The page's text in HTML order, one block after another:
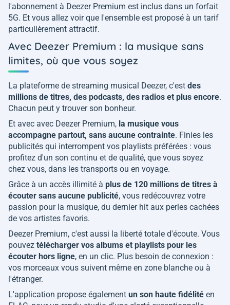
l'abonnement à Deezer Premium est inclus dans un forfait
5G. Et vous allez voir que l'ensemble est proposé à un tarif
particulièrement attractif.
Avec Deezer Premium : la musique sans
limites, où que vous soyez
La plateforme de streaming musical Deezer, c'est des
millions de titres, des podcasts, des radios et plus encore.
Chacun peut y trouver son bonheur.
Et avec avec Deezer Premium, la musique vous
accompagne partout, sans aucune contrainte. Finies les
publicités qui interrompent vos playlists préférées : vous
profitez d'un son continu et de qualité, que vous soyez
chez vous, dans les transports ou en voyage.
Grâce à un accès illimité à plus de 120 millions de titres à
écouter sans aucune publicité, vous redécouvrez votre
passion pour la musique, du dernier hit aux perles cachées
de vos artistes favoris.
Deezer Premium, c'est aussi la liberté totale d'écoute. Vous
pouvez télécharger vos albums et playlists pour les
écouter hors ligne, en un clic. Plus besoin de connexion :
vos morceaux vous suivent même en zone blanche ou à
l'étranger.
L'application propose également un son haute fidélité en